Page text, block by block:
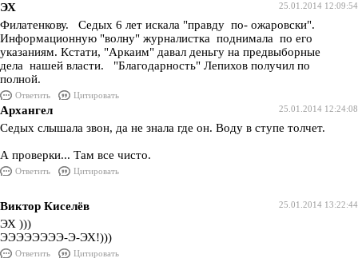
25.01.2014 12:09:54
ЭХ
Филатенкову. Седых 6 лет искала "правду по- ожаровски".
Информационную "волну" журналистка поднимала по его
указаниям. Кстати, "Аркаим" давал деньгу на предвыборные
дела нашей власти. "Благодарность" Лепихов получил по
полной.
Ответить
Цитировать
25.01.2014 12:24:08
Архангел
Седых слышала звон, да не знала где он. Воду в ступе толчет.
А проверки... Там все чисто.
Ответить Цитировать
25.01.2014 13:22:44
Виктор Киселёв
ЭХ )))
ЭЭЭЭЭЭЭЭ-Э-ЭХ!)))
Ответить Цитировать